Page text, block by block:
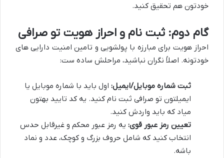
خودتون هم تحقیق کنید.
گام دوم: ثبت نام و احراز هویت تو صرافی
احراز هویت برای مبارزه با پولشویی و تامین امنیت دارایی های
خودتونه. اصلاً نگران نباشید، مراحلش ساده ست:
ثبت شماره موبایل/ایمیل: اول باید با شماره موبایل یا
ایمیلتون تو صرافی ثبت نام کنید. یه کد تایید بهتون
میاد که باید واردش کنید.
تعیین رمز عبور قوی: یه رمز عبور محکم و غیرقابل حدس
انتخاب کنید که شامل حروف بزرگ و کوچک، عدد و نماد
باشه.